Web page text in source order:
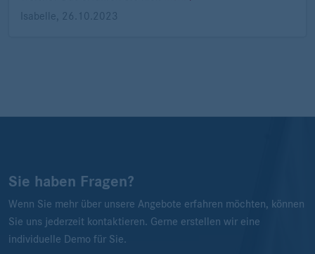
Isabelle
26.10.2023
Sie haben Fragen?
Wenn Sie mehr über unsere Angebote erfahren möchten, können
Sie uns jederzeit kontaktieren. Gerne erstellen wir eine
individuelle Demo für Sie.